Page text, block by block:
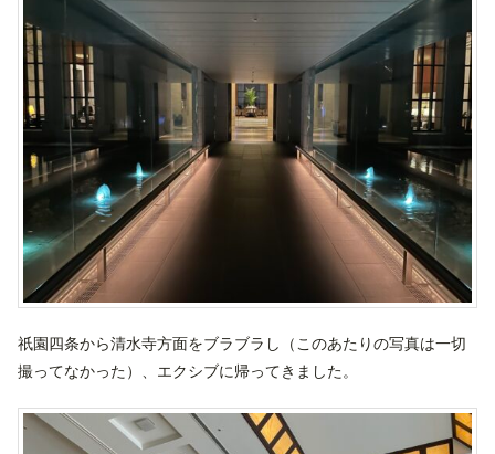
祇園四条から清水寺方面をブラブラし（このあたりの写真は一切
撮ってなかった）、エクシブに帰ってきました。